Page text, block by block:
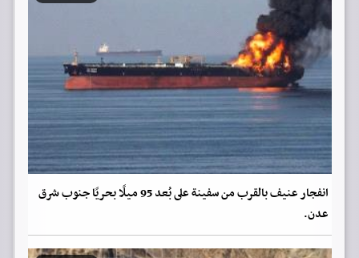
انفجار عنيف بالقرب من سفينة على بُعد 95 ميلًا بحريًا جنوب شرق
عدن.